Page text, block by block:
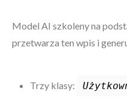
Model AI szkoleny na
przetwarza ten wpis i
Trzy klasy: